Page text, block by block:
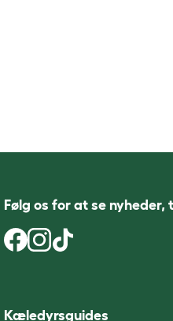
Følg os for at se
Kæledyrsguides